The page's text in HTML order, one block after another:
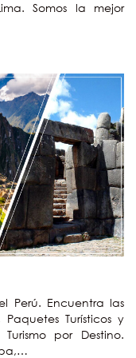
Somos la mejor
Perú. Encuentra las
Turísticos y
por Destino.